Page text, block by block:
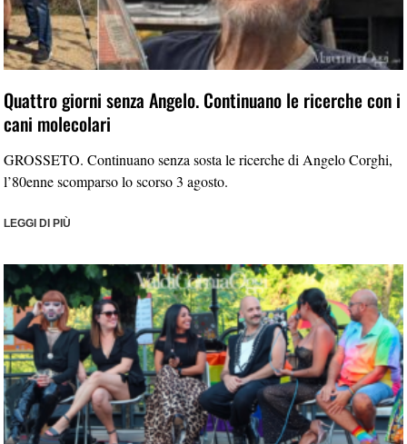
Quattro giorni senza Angelo. Continuano le ricerche con i
cani molecolari
GROSSETO. Continuano senza sosta le ricerche di Angelo Corghi,
l’80enne scomparso lo scorso 3 agosto.
LEGGI DI PIÙ